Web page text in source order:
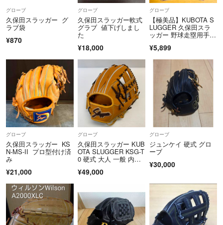
・受取拒否の場合、当店へ返送となります。その場合、商品の再配送、
返金は一切お受け致しかねます。予めご了承ください。
■適格請求書発行事業者登録番号
■古物商許可証
・名称：ブックオフ福岡株式会社
・許可公安委員会名：福岡県公安委員会
・許可証番号：第909990030980号
＝＝＝＝＝＝＝＝＝＝＝＝＝＝
こちらのアカウントはラクマ公式パートナーのブックオフ福岡株式会社
によって運営されています。
▼特商法
https://fril.jp/ts/official/law/a011/
https://fril.jp/ts/official/law/a011/#return_policy
グローブ
久保田スラッガー グ
ラブ袋
¥870
グローブ
久保田スラッガー軟式
グラブ 値下げしまし
た
¥18,000
グローブ
【極美品】KUBOTA S
LUGGER 久保田スラ
ッガー 野球走塁用手
140R
¥5,899
グローブ
久保田スラッガー KS
N-MS-II プロ型付け済
み
¥21,000
グローブ
久保田スラッガー KUB
OTA SLUGGER KSG-T
0 硬式 大人 一般 内野
ブ 右投げ タグ付き グ
¥49,000
グローブ
ジュンケイ 硬式 グロ
ーブ
¥30,000